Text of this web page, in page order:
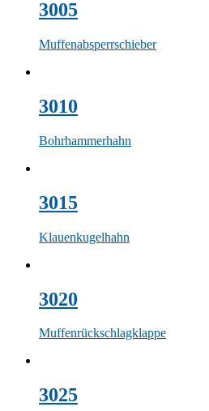
3005
Muffenabsperrschieber
3010
Bohrhammerhahn
3015
Klauenkugelhahn
3020
Muffenrückschlagklappe
3025